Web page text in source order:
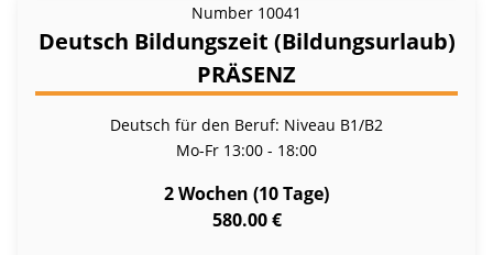
Number 10041
Deutsch Bildungszeit (Bildungsurlaub)
PRÄSENZ
Deutsch für den Beruf: Niveau B1/B2
Mo-Fr 13:00 - 18:00
2 Wochen (10 Tage)
580.00 €